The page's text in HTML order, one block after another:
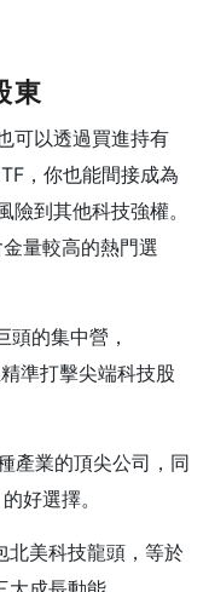
東
可以透過買進持有
，你也能間接成為
到其他科技強權。
量較高的熱門選
頭的集中營，
準打擊尖端科技股
產業的頂尖公司，同
好選擇。
北美科技龍頭，等於